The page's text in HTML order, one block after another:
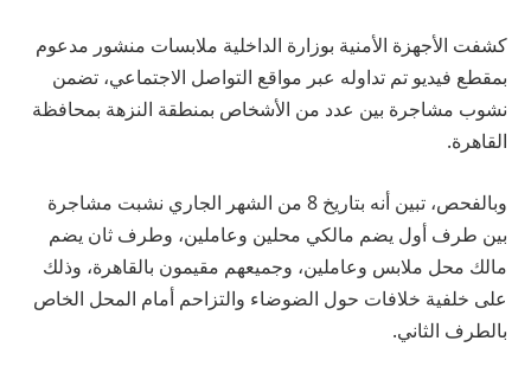
كشفت الأجهزة الأمنية بوزارة الداخلية ملابسات منشور مدعوم
بمقطع فيديو تم تداوله عبر مواقع التواصل الاجتماعي، تضمن
نشوب مشاجرة بين عدد من الأشخاص بمنطقة النزهة بمحافظة
القاهرة.
وبالفحص، تبين أنه بتاريخ 8 من الشهر الجاري نشبت مشاجرة
بين طرف أول يضم مالكي محلين وعاملين، وطرف ثان يضم
مالك محل ملابس وعاملين، وجميعهم مقيمون بالقاهرة، وذلك
على خلفية خلافات حول الضوضاء والتزاحم أمام المحل الخاص
بالطرف الثاني.